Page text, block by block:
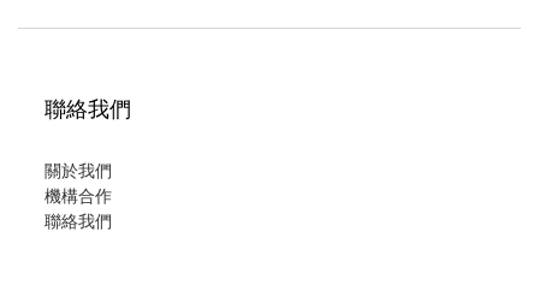
聯絡我們
關於我們
機構合作
聯絡我們